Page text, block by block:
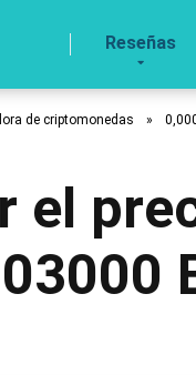
Reseñas
de criptomonedas »
el